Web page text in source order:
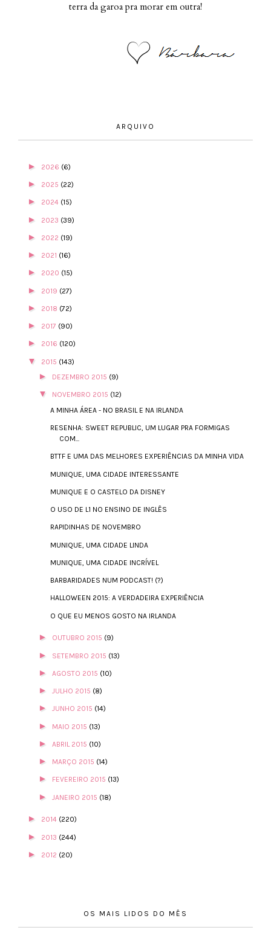
terra da garoa pra morar em outra!
ARQUIVO
► 2026 (6)
► 2025 (22)
► 2024 (15)
► 2023 (39)
► 2022 (19)
► 2021 (16)
► 2020 (15)
► 2019 (27)
► 2018 (72)
► 2017 (90)
► 2016 (120)
▼ 2015 (143)
► DEZEMBRO 2015 (9)
▼ NOVEMBRO 2015 (12)
A MINHA ÁREA - NO BRASIL E NA IRLANDA
RESENHA: SWEET REPUBLIC, UM LUGAR PRA FORMIGAS
COM...
BTTF E UMA DAS MELHORES EXPERIÊNCIAS DA MINHA VIDA
MUNIQUE, UMA CIDADE INTERESSANTE
MUNIQUE E O CASTELO DA DISNEY
O USO DE L1 NO ENSINO DE INGLÊS
RAPIDINHAS DE NOVEMBRO
MUNIQUE, UMA CIDADE LINDA
MUNIQUE, UMA CIDADE INCRÍVEL
BARBARIDADES NUM PODCAST! (?)
HALLOWEEN 2015: A VERDADEIRA EXPERIÊNCIA
O QUE EU MENOS GOSTO NA IRLANDA
► OUTUBRO 2015 (9)
► SETEMBRO 2015 (13)
► AGOSTO 2015 (10)
► JULHO 2015 (8)
► JUNHO 2015 (14)
► MAIO 2015 (13)
► ABRIL 2015 (10)
► MARÇO 2015 (14)
► FEVEREIRO 2015 (13)
► JANEIRO 2015 (18)
► 2014 (220)
► 2013 (244)
► 2012 (20)
OS MAIS LIDOS DO MÊS